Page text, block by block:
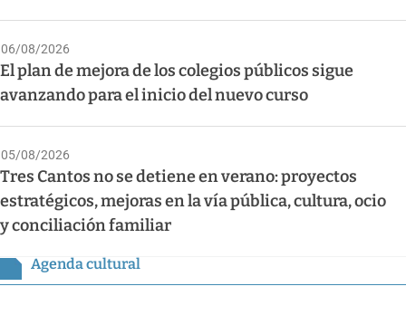
06/08/2026
El plan de mejora de los colegios públicos sigue
avanzando para el inicio del nuevo curso
05/08/2026
Tres Cantos no se detiene en verano: proyectos
estratégicos, mejoras en la vía pública, cultura, ocio
y conciliación familiar
Agenda cultural